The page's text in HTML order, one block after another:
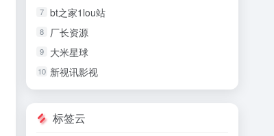
7 bt之家1lou站
8 厂长资源
9 大米星球
10 新视讯影视
标签云